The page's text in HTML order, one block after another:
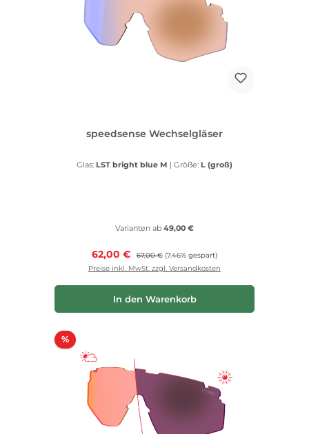
speedsense Wechselgläser
Glas: LST bright blue M | Größe: L (groß)
Varianten ab 49,00 €
Verkaufspreis:
62,00 € Regulärer Preis:
67,00 € (7.46% gespart)
Preise inkl. MwSt. zzgl. Versandkosten
In den Warenkorb
%Rabatt